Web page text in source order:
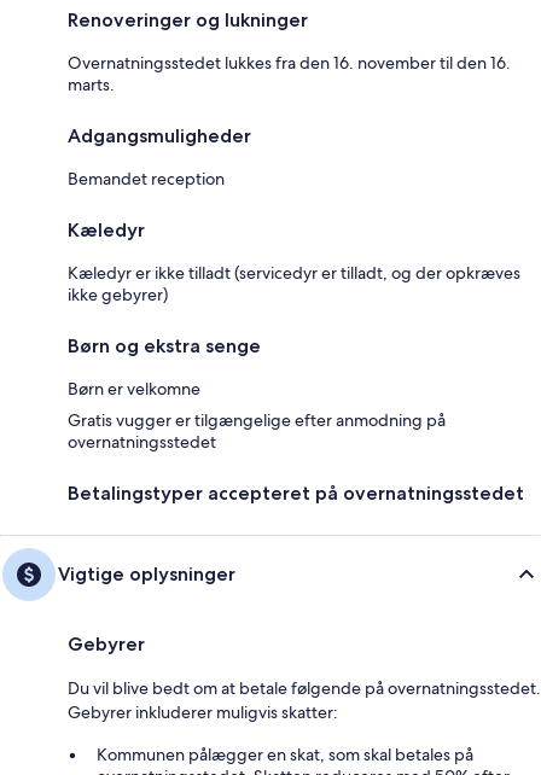
Renoveringer og lukninger
Overnatningsstedet lukkes fra den 16. november til den 16.
marts.
Adgangsmuligheder
Bemandet reception
Kæledyr
Kæledyr er ikke tilladt (servicedyr er tilladt, og der opkræves
ikke gebyrer)
Børn og ekstra senge
Børn er velkomne
Gratis vugger er tilgængelige efter anmodning på
overnatningsstedet
Betalingstyper accepteret på overnatningsstedet
Vigtige oplysninger
Gebyrer
Du vil blive bedt om at betale følgende på overnatningsstedet.
Gebyrer inkluderer muligvis skatter:
Kommunen pålægger en skat, som skal betales på